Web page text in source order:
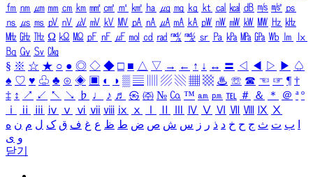
㎙ ㎚ ㎛ ㎜ ㎝ ㎞ ㎟ ㎠ ㎡ ㎢ ㏊ ㎍ ㎎ ㎏ ㏏ ㎈ ㎉ ㏈ ㎧ ㎨ ㎰
㎱ ㎲ ㎳ ㎴ ㎵ ㎶ ㎷ ㎸ ㎹ ㎀ ㎁ ㎂ ㎃ ㎄ ㎺ ㎻ ㎽ ㎾ ㎿ ㎐ ㎑
㎒ ㎓ ㎔ Ω ㏀ ㏁ ㎊ ㎋ ㎌ ㏖ ㏅ ㎭ ㎮ ㎯ ㏛ ㎩ ㎪ ㎫ ㎬ ㏝ ㏐
㏓
㏃ ㏉ ㏜ ㏆
§ ※ ☆ ★ ○ ● ◎ ◇ ◆ □ ■ △ ▽ → ← ↑ ↓ ↔ 〓 ◁ ◀ ▷ ▶ ♤
♠ ♡ ♥ ♧ ♣ ⊙ ◈ ▣ ◐ ◑ ▒ ▤ ▨ ▧ ▦ ▩ ♨ ☏ ☎ ☜ ☞ ¶ †
‡ ↕ ↗ ↙ ↖ ↘ ♭ ♩ ♪ ♬ ㉿ ㈜ № ㏇ ™ ㏂ ㏘ ℡ ＃ ＆ ＊ ＠ ª º
ⅰ
ⅱ ⅲ ⅳ ⅴ ⅵ ⅶ ⅷ ⅸ ⅹ Ⅳ Ⅴ Ⅵ Ⅶ Ⅷ Ⅸ Ⅹ
ب ت ث ج ح خ د ذ ر ز س ش ص ض ط ظ ع غ ف ق ک ل م ن ه
و ی
닫기